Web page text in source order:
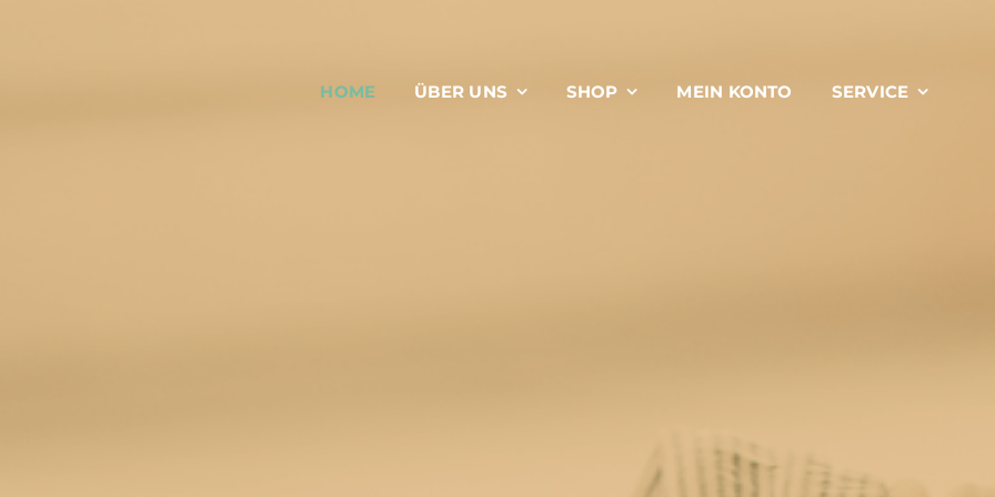
HOME ÜBER UNS SHOP MEIN KONTO SERVICE